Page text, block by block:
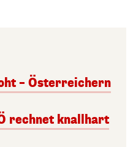
– Österreichern
rechnet knallhart